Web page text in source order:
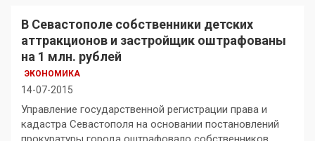
В Севастополе собственники детских
аттракционов и застройщик оштрафованы
на 1 млн. рублей
ЭКОНОМИКА
14-07-2015
Управление государственной регистрации права и
кадастра Севастополя на основании постановлений